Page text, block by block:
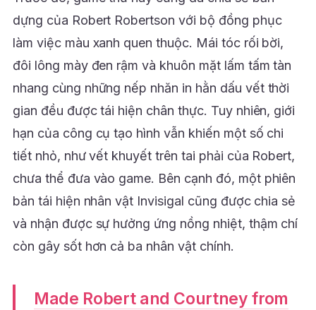
dựng của Robert Robertson với bộ đồng phục
làm việc màu xanh quen thuộc. Mái tóc rối bời,
đôi lông mày đen rậm và khuôn mặt lấm tấm tàn
nhang cùng những nếp nhăn in hằn dấu vết thời
gian đều được tái hiện chân thực. Tuy nhiên, giới
hạn của công cụ tạo hình vẫn khiến một số chi
tiết nhỏ, như vết khuyết trên tai phải của Robert,
chưa thể đưa vào game. Bên cạnh đó, một phiên
bản tái hiện nhân vật Invisigal cũng được chia sẻ
và nhận được sự hưởng ứng nồng nhiệt, thậm chí
còn gây sốt hơn cả ba nhân vật chính.
Made Robert and Courtney from